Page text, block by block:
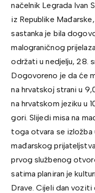
načelnik Legrada Ivan
iz Republike
sastanka je bila
malograničnog
održati u nedjelju, 28.
Dogovoreno je da će
na hrvatskoj strani u
na hrvatskom jeziku u
gori. Slijedi misa na
toga otvara se
mađarskog
prvog službenog
satima planiran je
Drave. Cijeli dan